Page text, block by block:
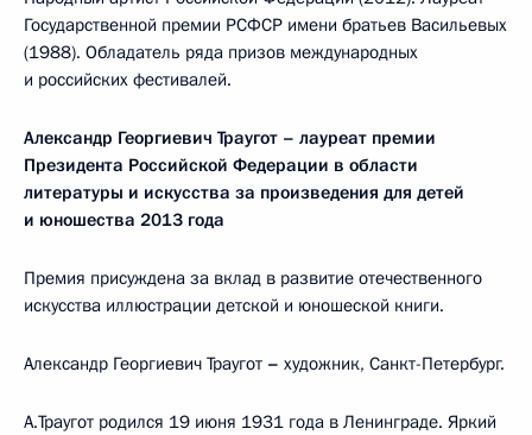
Государственной премии РСФСР имени братьев Васильевых
(1988). Обладатель ряда призов международных
и российских фестивалей.
Александр Георгиевич Траугот – лауреат премии
Президента Российской Федерации в области
литературы и искусства за произведения для детей
и юношества 2013 года
Премия присуждена за вклад в развитие отечественного
искусства иллюстрации детской и юношеской книги.
Александр Георгиевич Траугот – художник, Санкт-Петербург.
А.Траугот родился 19 июня 1931 года в Ленинграде. Яркий